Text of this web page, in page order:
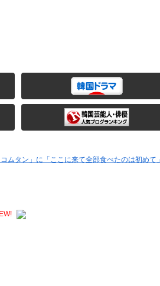
ムタン」に「ここに来て全部食べたのは初めて」